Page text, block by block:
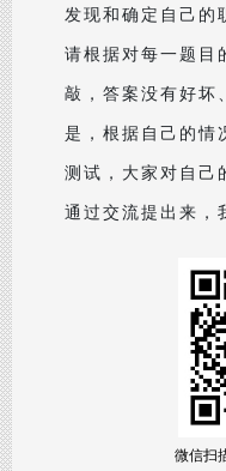
发现和确定自己的
请根据对每一题目
敲，答案没有好坏
是，根据自己的情
测试，大家对自己
通过交流提出来，
微信扫